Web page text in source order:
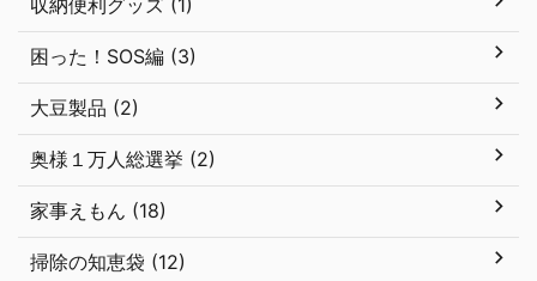
収納便利グッズ (1)
困った！SOS編 (3)
大豆製品 (2)
奥様１万人総選挙 (2)
家事えもん (18)
掃除の知恵袋 (12)